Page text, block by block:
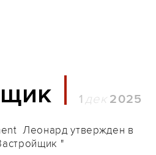
1 2025
Леонард утвержден в
"